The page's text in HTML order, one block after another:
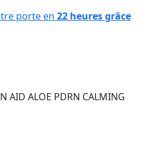
porte en 22 heures grâce
AID ALOE PDRN CALMING